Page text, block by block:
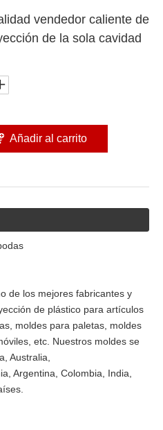
vendedor caliente de
de la sola cavidad
Añadir al carrito
de los mejores fabricantes y
de plástico para artículos
moldes para paletas, moldes
etc. Nuestros moldes se
Australia,
Argentina, Colombia, India,